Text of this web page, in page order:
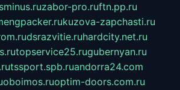
zabor-pro.ruftn.pp.ru
kuzova-zapchasti.ru
dsrazvitie.ruhardcity.net.ru
topservice25.rugubernyan.ru
tssport.spb.ruandorra24.com
oboimos.ruoptim-doors.com.ru